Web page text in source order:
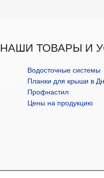
НАШИ ТОВАРЫ И
Водосточные системы
Планки для крыши в
Профнастил
Цены на продукцию